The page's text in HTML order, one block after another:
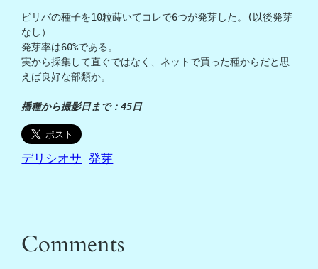
ビリバの種子を10粒蒔いてコレで6つが発芽した。(以後発芽
なし）
発芽率は60%である。
実から採集して直ぐではなく、ネットで買った種からだと思
えば良好な部類か。
播種から撮影日まで：45日
デリシオサ 発芽
Comments